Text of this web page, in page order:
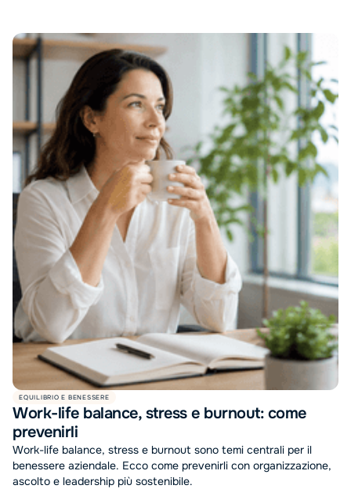
EQUILIBRIO E BENESSERE
Work-life balance, stress e burnout: come
prevenirli
Work-life balance, stress e burnout sono temi centrali per il
benessere aziendale. Ecco come prevenirli con organizzazione,
ascolto e leadership più sostenibile.